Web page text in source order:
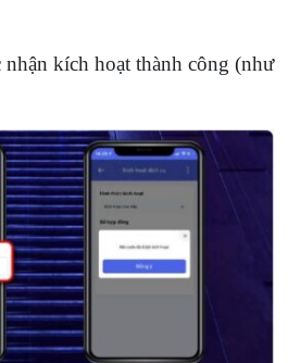
nhận kích hoạt thành công (như